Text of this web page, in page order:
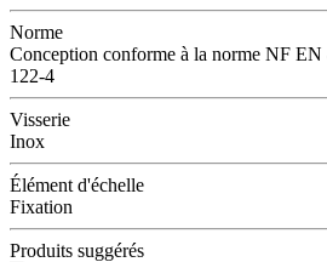
Norme
Conception conforme à la norme NF
122-4
Visserie
Inox
Élément d'échelle
Fixation
Produits suggérés